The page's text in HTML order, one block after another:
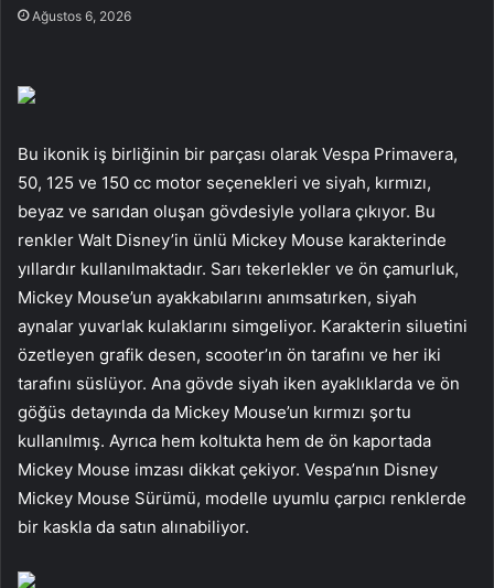
Ağustos 6, 2026
Bu ikonik iş birliğinin bir parçası olarak Vespa Primavera,
50, 125 ve 150 cc motor seçenekleri ve siyah, kırmızı,
beyaz ve sarıdan oluşan gövdesiyle yollara çıkıyor. Bu
renkler Walt Disney’in ünlü Mickey Mouse karakterinde
yıllardır kullanılmaktadır. Sarı tekerlekler ve ön çamurluk,
Mickey Mouse’un ayakkabılarını anımsatırken, siyah
aynalar yuvarlak kulaklarını simgeliyor. Karakterin siluetini
özetleyen grafik desen, scooter’ın ön tarafını ve her iki
tarafını süslüyor. Ana gövde siyah iken ayaklıklarda ve ön
göğüs detayında da Mickey Mouse’un kırmızı şortu
kullanılmış. Ayrıca hem koltukta hem de ön kaportada
Mickey Mouse imzası dikkat çekiyor. Vespa’nın Disney
Mickey Mouse Sürümü, modelle uyumlu çarpıcı renklerde
bir kaskla da satın alınabiliyor.